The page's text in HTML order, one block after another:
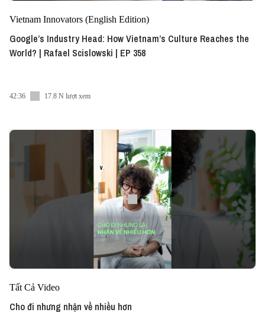
Vietnam Innovators (English Edition)
Google’s Industry Head: How Vietnam’s Culture Reaches the
World? | Rafael Scislowski | EP 358
42:36 17.8 N lượt xem
Tất Cả Video
Cho đi nhưng nhận về nhiều hơn